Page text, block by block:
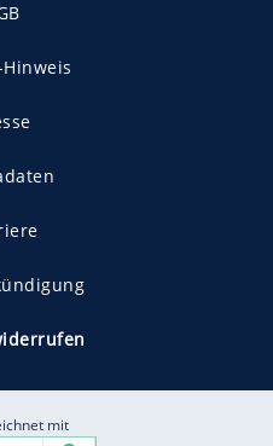
mit